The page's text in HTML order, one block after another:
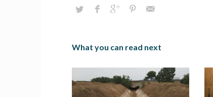
What you can read next